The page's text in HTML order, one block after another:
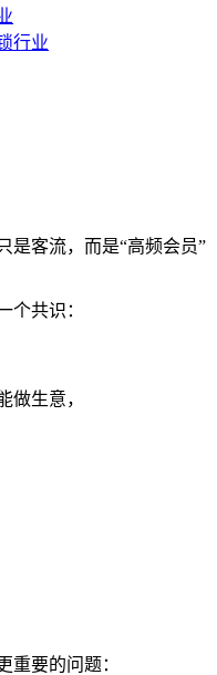
行业
是客流，而是“高频会员”
个共识：
做生意，
重要的问题：